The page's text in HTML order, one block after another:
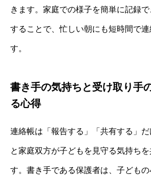
きます。家庭での様子を簡単に記録
することで、忙しい朝にも短時間で連
す。
書き手の気持ちと受け取り手
る心得
連絡帳は「報告する」「共有する」
と家庭双方が子どもを見守る気持ち
す。書き手である保護者は、子どもの